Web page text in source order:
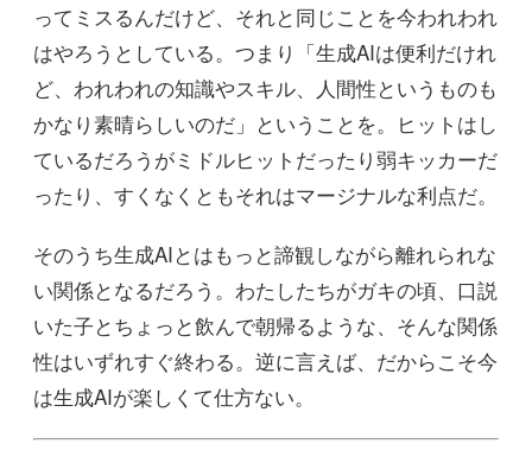
ってミスるんだけど、それと同じことを今われわれ
はやろうとしている。つまり「生成AIは便利だけれ
ど、われわれの知識やスキル、人間性というものも
かなり素晴らしいのだ」ということを。ヒットはし
ているだろうがミドルヒットだったり弱キッカーだ
ったり、すくなくともそれはマージナルな利点だ。
そのうち生成AIとはもっと諦観しながら離れられな
い関係となるだろう。わたしたちがガキの頃、口説
いた子とちょっと飲んで朝帰るような、そんな関係
性はいずれすぐ終わる。逆に言えば、だからこそ今
は生成AIが楽しくて仕方ない。